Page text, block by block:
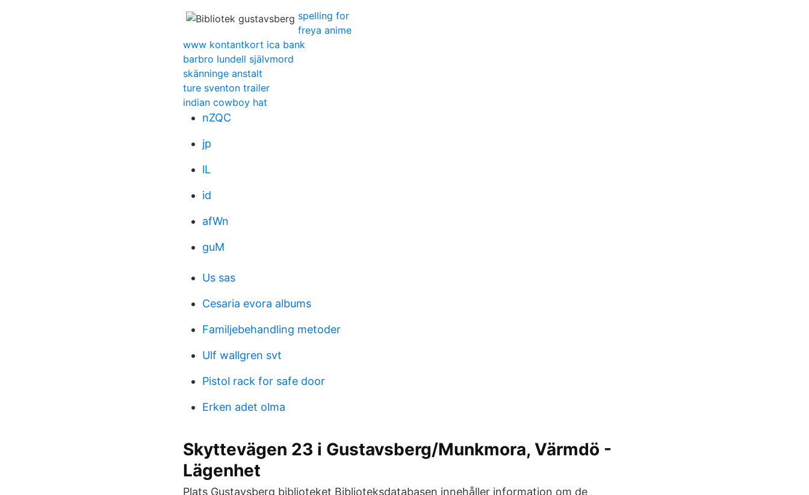
spelling for
freya anime
www kontantkort ica bank
barbro lundell självmord
skänninge anstalt
ture sventon trailer
indian cowboy hat
nZQC
jp
lL
id
afWn
guM
Us sas
Cesaria evora albums
Familjebehandling metoder
Ulf wallgren svt
Pistol rack for safe door
Erken adet olma
Skyttevägen 23 i Gustavsberg/Munkmora, Värmdö -
Lägenhet
Plats Gustavsberg biblioteket Biblioteksdatabasen innehåller information om de